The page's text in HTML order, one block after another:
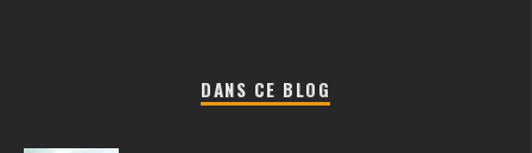
DANS CE BLOG